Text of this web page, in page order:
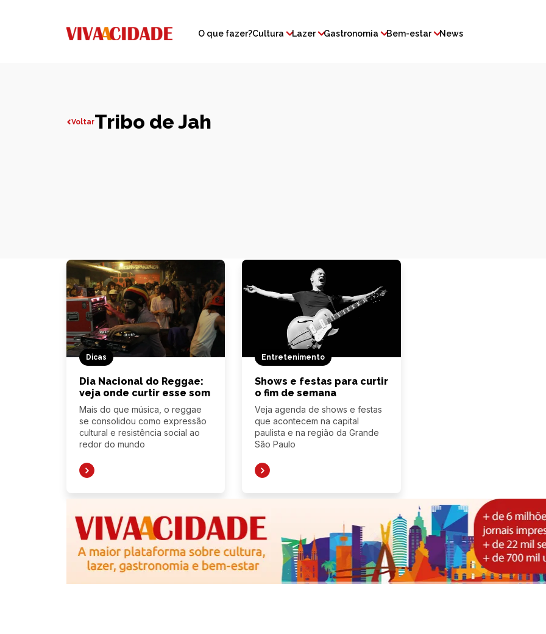
O que fazer?Cultura Lazer Gastronomia Bem-estar News
VoltarTribo de Jah
Dicas
Dia Nacional do Reggae:
veja onde curtir esse som
Mais do que música, o reggae
se consolidou como expressão
cultural e resistência social ao
redor do mundo
Entretenimento
Shows e festas para curtir
o fim de semana
Veja agenda de shows e festas
que acontecem na capital
paulista e na região da Grande
São Paulo